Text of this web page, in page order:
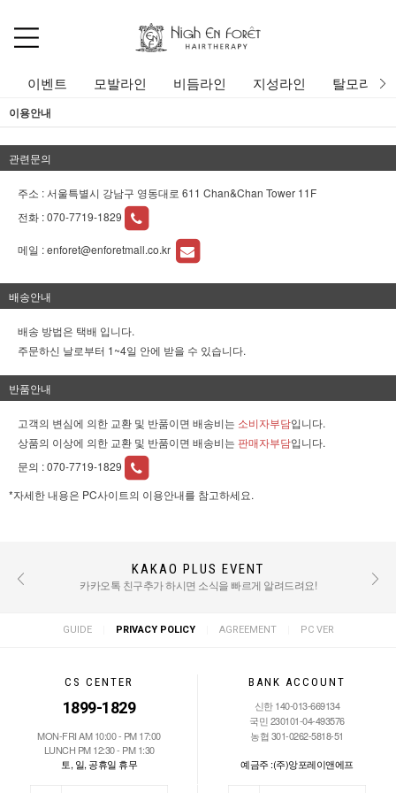
이벤트 모발라인 비듬라인 지성라인
탈모라인
이용안내
관련문의
주소 : 서울특별시 강남구 영동대로 611 Chan&Chan Tower 11F
전화 :070-7719-1829
메일 :enforet@enforetmall.co.kr
배송안내
배송 방법은 택배 입니다.
주문하신 날로부터 1~4일 안에 받을 수 있습니다.
반품안내
고객의 변심에 의한 교환 및 반품이면 배송비는 소비자부담입니다.
상품의 이상에 의한 교환 및 반품이면 배송비는 판매자부담입니다.
문의 :070-7719-1829
*자세한 내용은 PC사이트의 이용안내를 참고하세요.
REVIEW EVENT
후기 작성 시 적립금 혜택 / TEXT : 500점 PHOTO : 1000점
KAKAO PLUS EVENT
카카오톡 친구추가 하시면 소식을 빠르게 알려드려요!
GUIDE PRIVACY POLICY AGREEMENT PC VER
CS CENTER
1899-1829
MON-FRI AM 10:00 - PM 17:00
LUNCH PM 12:30 - PM 1:30
토, 일, 공휴일 휴무
BANK ACCOUNT
신한 140-013-669134
국민 230101-04-493576
농협 301-0262-5818-51
예금주 :(주)앙포레이앤에프